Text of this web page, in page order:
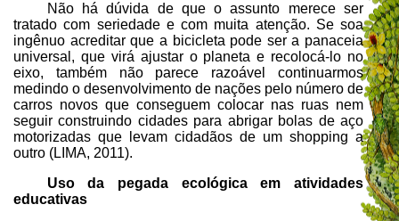
Não há dúvida de que o assunto merece ser
tratado com seriedade e com muita atenção. Se soa
ingênuo acreditar que a bicicleta pode ser a panaceia
universal, que virá ajustar o planeta e recolocá-lo no
eixo, também não parece razoável continuarmos
medindo o desenvolvimento de nações pelo número de
carros novos que conseguem colocar nas ruas nem
seguir construindo cidades para abrigar bolas de aço
motorizadas que levam cidadãos de um shopping a
outro (LIMA, 2011).
Uso da pegada ecológica em atividades
educativas